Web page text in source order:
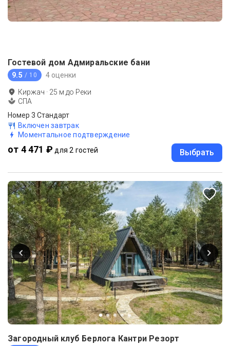
Гостевой дом Адмиральские бани
9.5 / 10 4 оценки
Киржач · 25 м до Реки
СПА
Номер 3 Стандарт
Включен завтрак
Моментальное подтверждение
от 4 471 ₽ для 2 гостей Выбрать
Загородный клуб Берлога Кантри Резорт